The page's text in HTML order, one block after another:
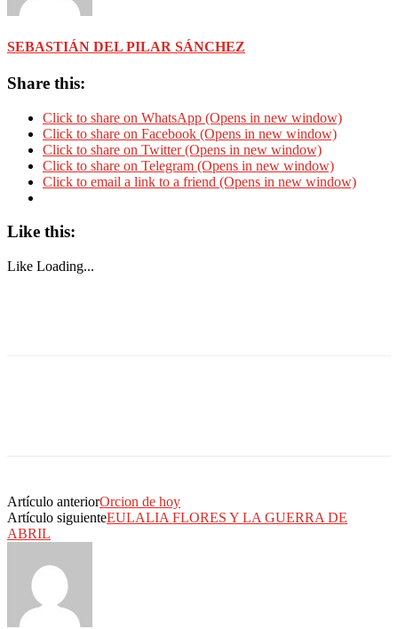
SEBASTIÁN DEL PILAR SÁNCHEZ
Share this:
Click to share on WhatsApp (Opens in new window)
Click to share on Facebook (Opens in new window)
Click to share on Twitter (Opens in new window)
Click to share on Telegram (Opens in new window)
Click to email a link to a friend (Opens in new window)
Like this:
Like Loading...
Artículo anteriorOrcion de hoy
Artículo siguienteEULALIA FLORES Y LA GUERRA DE
ABRIL